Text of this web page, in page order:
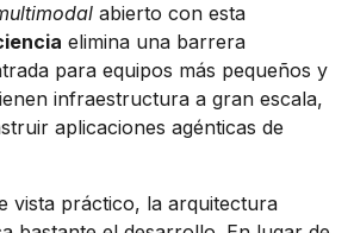
abierto con esta
elimina una barrera
para equipos más pequeños y
infraestructura a gran escala,
aplicaciones agénticas de
vista práctico, la arquitectura